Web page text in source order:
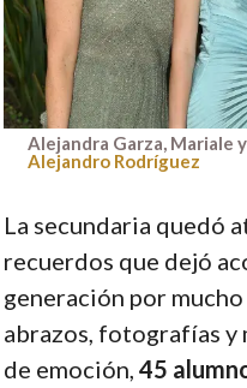
Alejandra Garza, Mariale
Alejandro Rodríguez
La secundaria quedó
recuerdos que dejó
generación por
abrazos, fotografías y
de emoción, 45